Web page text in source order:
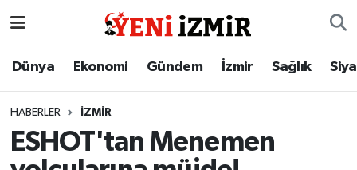
Dünya Ekonomi Gündem İzmir Sağlık
HABERLER İZMIR
ESHOT'tan Menemen
Dünya
Gündem
İzmir Nöbetçi Eczaneler
İzmir Namaz Vakitleri